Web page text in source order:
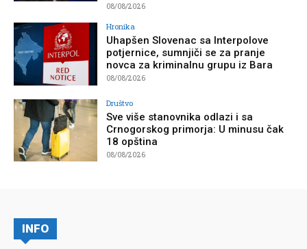
08/08/2026
Hronika
Uhapšen Slovenac sa Interpolove
potjernice, sumnjiči se za pranje
novca za kriminalnu grupu iz Bara
08/08/2026
Društvo
Sve više stanovnika odlazi i sa
Crnogorskog primorja: U minusu čak
18 opština
08/08/2026
INFO